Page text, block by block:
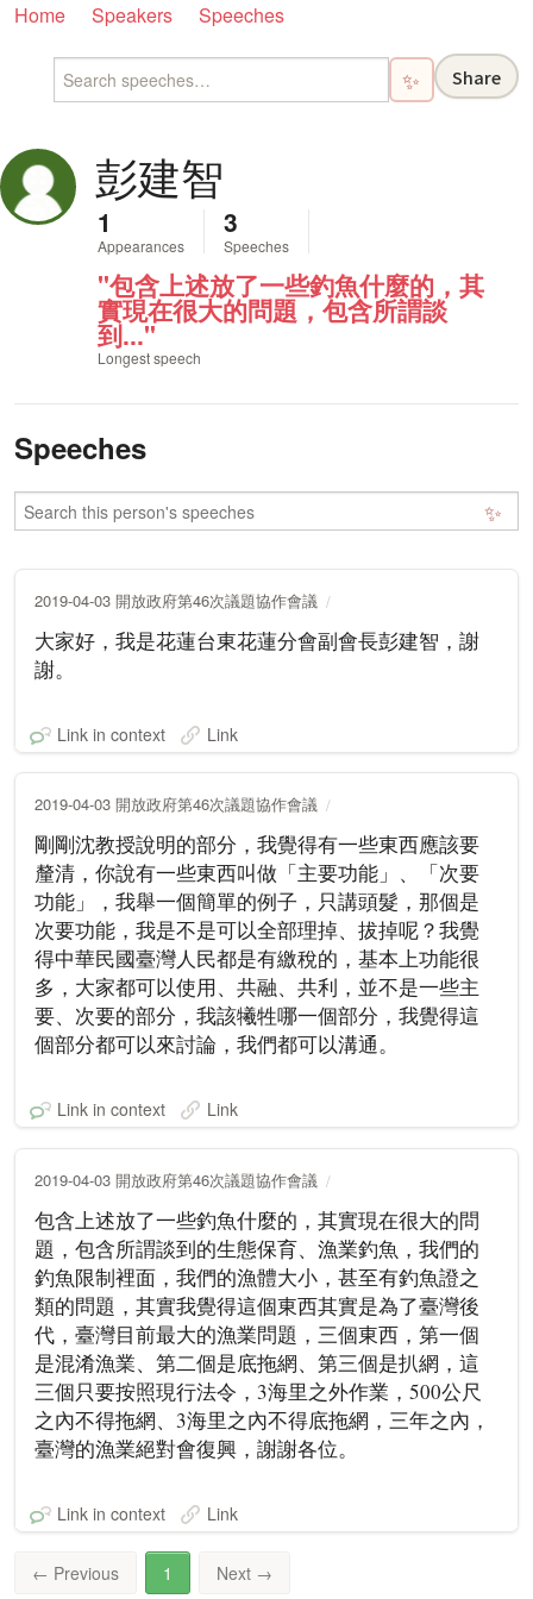
Home Speakers Speeches
✨ Share
彭建智
1
Appearances
3
Speeches
"包含上述放了一些釣魚什麼的，其
實現在很大的問題，包含所謂談
到..."
Longest speech
Speeches
✨
2019-04-03 開放政府第46次議題協作會議
大家好，我是花蓮台東花蓮分會副會長彭建智，謝
謝。
Link in context Link
2019-04-03 開放政府第46次議題協作會議
剛剛沈教授說明的部分，我覺得有一些東西應該要
釐清，你說有一些東西叫做「主要功能」、「次要
功能」，我舉一個簡單的例子，只講頭髮，那個是
次要功能，我是不是可以全部理掉、拔掉呢？我覺
得中華民國臺灣人民都是有繳稅的，基本上功能很
多，大家都可以使用、共融、共利，並不是一些主
要、次要的部分，我該犧牲哪一個部分，我覺得這
個部分都可以來討論，我們都可以溝通。
Link in context Link
2019-04-03 開放政府第46次議題協作會議
包含上述放了一些釣魚什麼的，其實現在很大的問
題，包含所謂談到的生態保育、漁業釣魚，我們的
釣魚限制裡面，我們的漁體大小，甚至有釣魚證之
類的問題，其實我覺得這個東西其實是為了臺灣後
代，臺灣目前最大的漁業問題，三個東西，第一個
是混淆漁業、第二個是底拖網、第三個是扒網，這
三個只要按照現行法令，3海里之外作業，500公尺
之內不得拖網、3海里之內不得底拖網，三年之內，
臺灣的漁業絕對會復興，謝謝各位。
Link in context Link
← Previous 1 Next →